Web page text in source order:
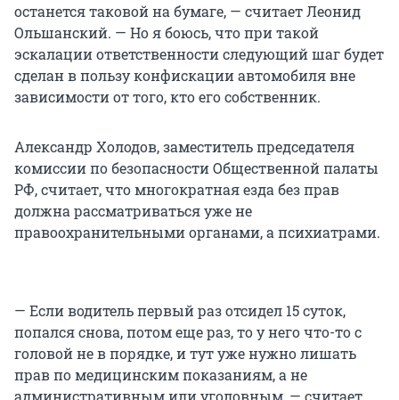
останется таковой на бумаге, — считает Леонид
Ольшанский. — Но я боюсь, что при такой
эскалации ответственности следующий шаг будет
сделан в пользу конфискации автомобиля вне
зависимости от того, кто его собственник.
Александр Холодов, заместитель председателя
комиссии по безопасности Общественной палаты
РФ, считает, что многократная езда без прав
должна рассматриваться уже не
правоохранительными органами, а психиатрами.
— Если водитель первый раз отсидел 15 суток,
попался снова, потом еще раз, то у него что-то с
головой не в порядке, и тут уже нужно лишать
прав по медицинским показаниям, а не
административным или уголовным, — считает